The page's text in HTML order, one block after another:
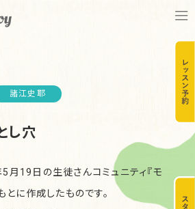
諸江史耶
し穴
月19日の生徒さんコミュニティ『モ
とに作成したものです。